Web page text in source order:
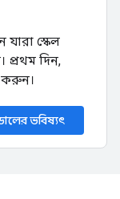
স্কেল
প্রথম দিন,
করুন।
ভবিষ্যৎ